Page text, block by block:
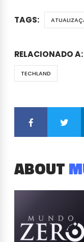
TAGS:
RELACIONADO A:
TECHLAND
ABOUT